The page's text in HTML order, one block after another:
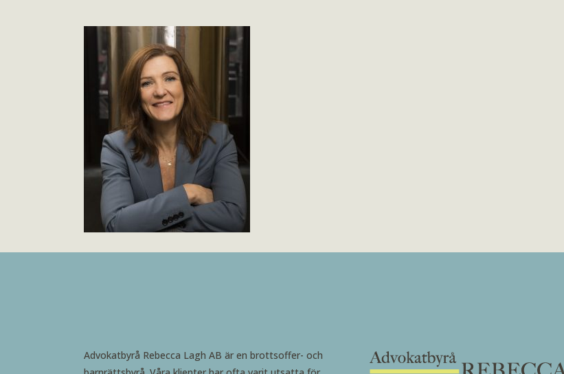
Advokatbyrå Rebecca Lagh AB är en brottsoffer- och